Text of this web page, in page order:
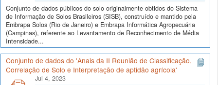
Conjunto de dados públicos do solo originalmente obtidos do Sistema
de Informação de Solos Brasileiros (SISB), construído e mantido pela
Embrapa Solos (Rio de Janeiro) e Embrapa Informática Agropecuária
(Campinas), referente ao Levantamento de Reconhecimento de Média
Intensidade...
Conjunto de dados do 'Anais da II Reunião de Classificação,
Correlação de Solo e Interpretação de aptidão agrícola'
Jul 4, 2023